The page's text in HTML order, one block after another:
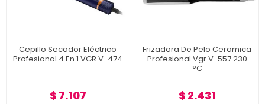
Cepillo Secador Eléctrico
Profesional 4 En 1 VGR V-474
$ 7.107
Frizadora De Pelo Ceramica
Profesional Vgr V-557 230
°C
$ 2.431